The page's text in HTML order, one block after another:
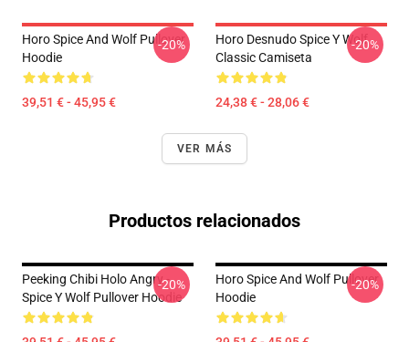
Horo Spice And Wolf Pullover
Hoodie
39,51 € - 45,95 €
-20%
Horo Desnudo Spice Y Wolf
Classic Camiseta
24,38 € - 28,06 €
-20%
VER MÁS
Productos relacionados
Peeking Chibi Holo Angry -
Spice Y Wolf Pullover Hoodie
-20%
Horo Spice And Wolf Pullover
Hoodie
-20%